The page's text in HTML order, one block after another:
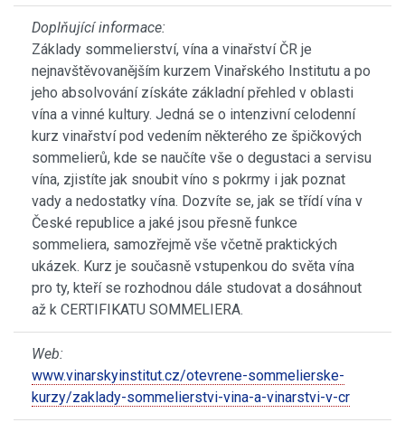
Doplňující informace:
Základy sommelierství, vína a vinařství ČR je
nejnavštěvovanějším kurzem Vinařského Institutu a po
jeho absolvování získáte základní přehled v oblasti
vína a vinné kultury. Jedná se o intenzivní celodenní
kurz vinařství pod vedením některého ze špičkových
sommelierů, kde se naučíte vše o degustaci a servisu
vína, zjistíte jak snoubit víno s pokrmy i jak poznat
vady a nedostatky vína. Dozvíte se, jak se třídí vína v
České republice a jaké jsou přesně funkce
sommeliera, samozřejmě vše včetně praktických
ukázek. Kurz je současně vstupenkou do světa vína
pro ty, kteří se rozhodnou dále studovat a dosáhnout
až k CERTIFIKATU SOMMELIERA.
Web:
www.vinarskyinstitut.cz/otevrene-sommelierske-
kurzy/zaklady-sommelierstvi-vina-a-vinarstvi-v-cr